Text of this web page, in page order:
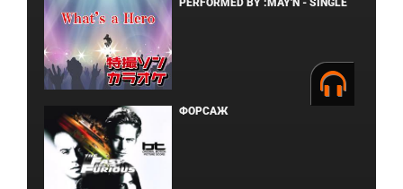
PERFORMED BY :MAY'N - SINGLE
ФОРСАЖ